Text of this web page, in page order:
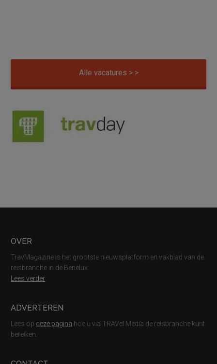
Alle vacatures > >
Footer
OVER
TravMagazine is het grootste nieuwsplatform en vakblad van de
reisbranche in de Benelux.
Lees verder
ADVERTEREN
Lees op deze pagina hoe u via TRAVel Media de reisbranche kunt
bereiken.